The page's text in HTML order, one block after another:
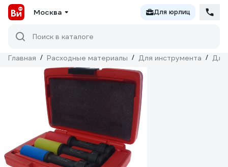
Москва Для юрлиц
Поиск в каталоге
Главная / Расходные материалы / Для инструмента / Для